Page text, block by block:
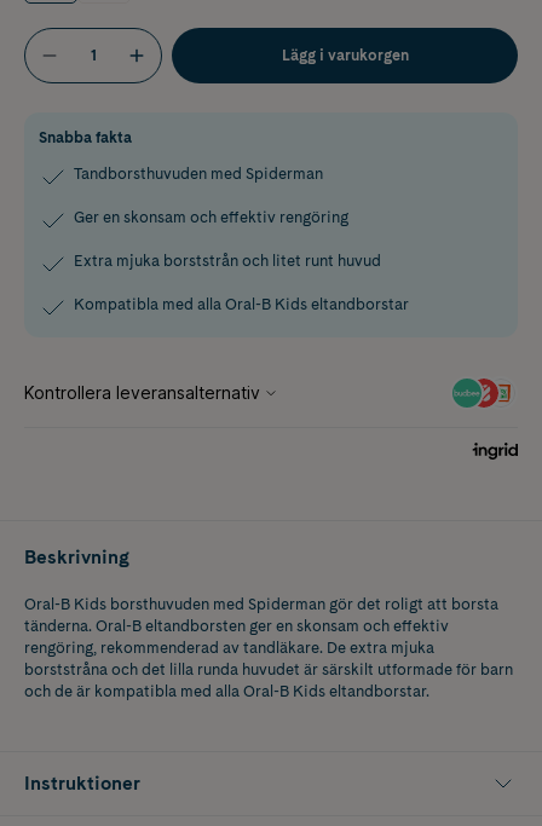
Lägg i varukorgen
Snabba fakta
Tandborsthuvuden med Spiderman
Ger en skonsam och effektiv rengöring
Extra mjuka borststrån och litet runt huvud
Kompatibla med alla Oral-B Kids eltandborstar
Beskrivning
Oral-B Kids borsthuvuden med Spiderman gör det roligt att borsta
tänderna. Oral-B eltandborsten ger en skonsam och effektiv
rengöring, rekommenderad av tandläkare. De extra mjuka
borststråna och det lilla runda huvudet är särskilt utformade för barn
och de är kompatibla med alla Oral-B Kids eltandborstar.
Instruktioner